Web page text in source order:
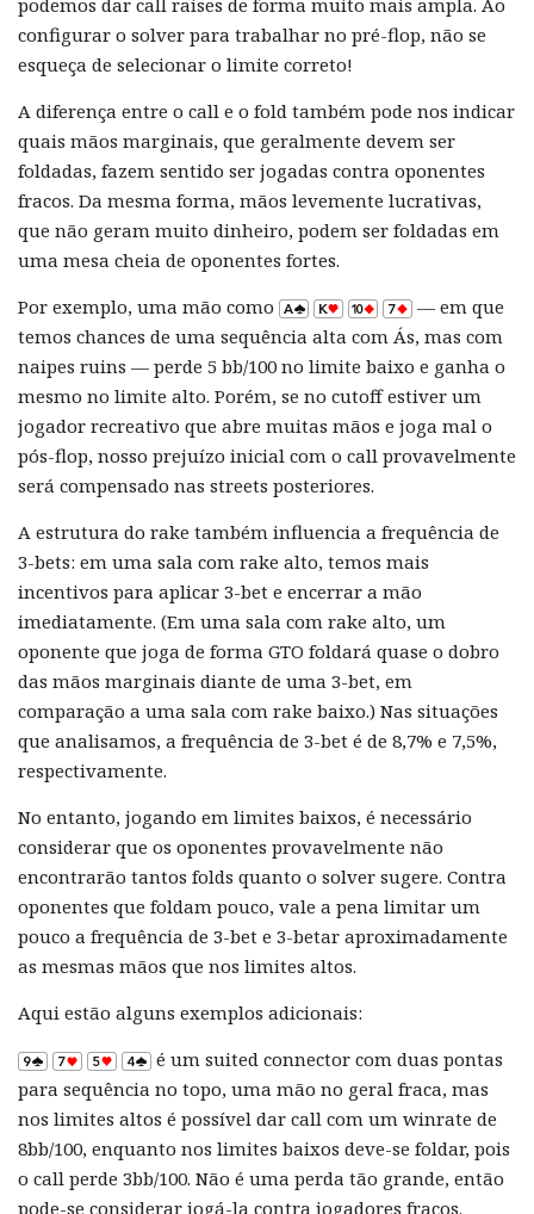
podemos dar call raises de forma muito mais ampla. Ao
configurar o solver para trabalhar no pré-flop, não se
esqueça de selecionar o limite correto!
A diferença entre o call e o fold também pode nos indicar
quais mãos marginais, que geralmente devem ser
foldadas, fazem sentido ser jogadas contra oponentes
fracos. Da mesma forma, mãos levemente lucrativas,
que não geram muito dinheiro, podem ser foldadas em
uma mesa cheia de oponentes fortes.
Por exemplo, uma mão como
— em que
temos chances de uma sequência alta com Ás, mas com
naipes ruins — perde 5 bb/100 no limite baixo e ganha o
mesmo no limite alto. Porém, se no cutoff estiver um
jogador recreativo que abre muitas mãos e joga mal o
pós-flop, nosso prejuízo inicial com o call provavelmente
será compensado nas streets posteriores.
A estrutura do rake também influencia a frequência de
3-bets: em uma sala com rake alto, temos mais
incentivos para aplicar 3-bet e encerrar a mão
imediatamente. (Em uma sala com rake alto, um
oponente que joga de forma GTO foldará quase o dobro
das mãos marginais diante de uma 3-bet, em
comparação a uma sala com rake baixo.) Nas situações
que analisamos, a frequência de 3-bet é de 8,7% e 7,5%,
respectivamente.
No entanto, jogando em limites baixos, é necessário
considerar que os oponentes provavelmente não
encontrarão tantos folds quanto o solver sugere. Contra
oponentes que foldam pouco, vale a pena limitar um
pouco a frequência de 3-bet e 3-betar aproximadamente
as mesmas mãos que nos limites altos.
Aqui estão alguns exemplos adicionais:
é um suited connector com duas pontas
para sequência no topo, uma mão no geral fraca, mas
nos limites altos é possível dar call com um winrate de
8bb/100, enquanto nos limites baixos deve-se foldar, pois
o call perde 3bb/100. Não é uma perda tão grande, então
pode-se considerar jogá-la contra jogadores fracos.